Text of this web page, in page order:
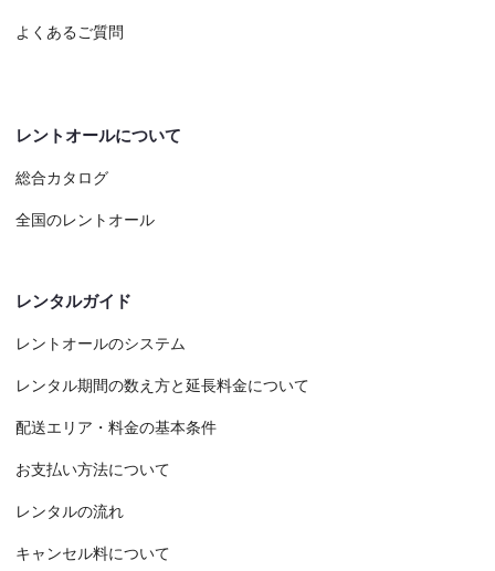
よくあるご質問
レントオールについて
総合カタログ
全国のレントオール
レンタルガイド
レントオールのシステム
レンタル期間の数え方と延長料金について
配送エリア・料金の基本条件
お支払い方法について
レンタルの流れ
キャンセル料について